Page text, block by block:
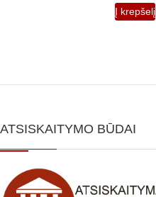
Į krepšelį
ATSISKAITYMO BŪDAI